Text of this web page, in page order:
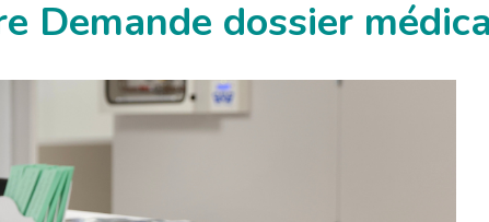
Demande dossier